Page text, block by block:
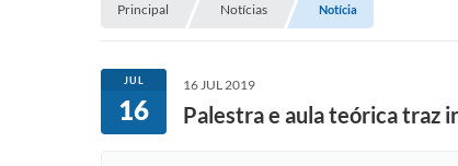
Principal Notícias Notícia
JUL
16
16 JUL 2019
Palestra e aula teórica traz